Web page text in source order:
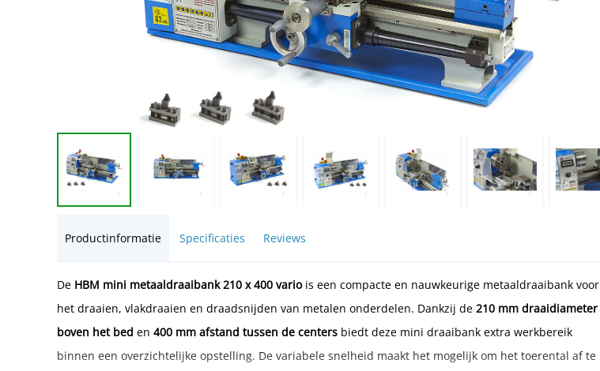
Productinformatie Specificaties Reviews
De HBM mini metaaldraaibank 210 x 400 variois een compacte en nauwkeurige metaaldraaibank voor
het draaien, vlakdraaien en draadsnijden van metalen onderdelen. Dankzij de 210 mm draaidiameter
boven het bed en 400 mm afstand tussen de centers biedt deze mini draaibank extra werkbereik
binnen een overzichtelijke opstelling. De variabele snelheid maakt het mogelijk om het toerental af te